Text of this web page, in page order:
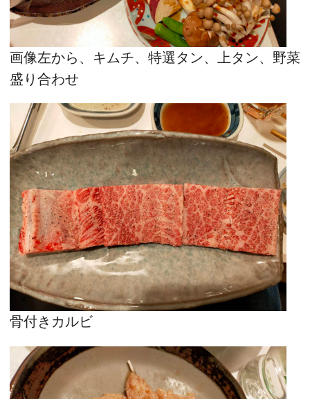
画像左から、キムチ、特選タン、上タン、野菜
盛り合わせ
骨付きカルビ